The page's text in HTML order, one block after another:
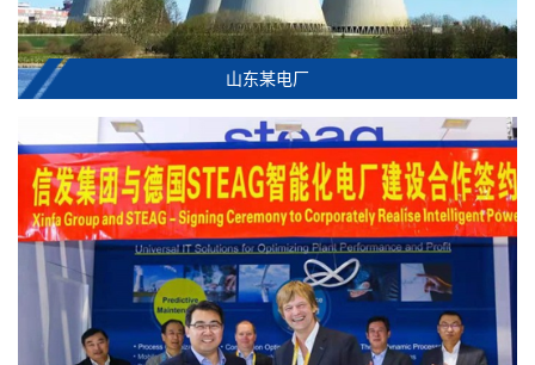
山东某电厂